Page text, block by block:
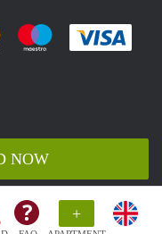
+
NOW
with :payment method
Pay easily with :payment
Pay easily with